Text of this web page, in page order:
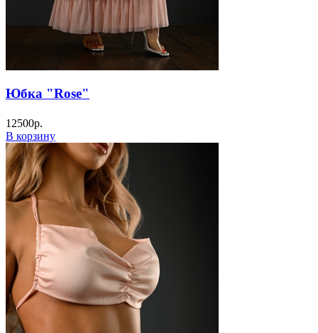
Юбка "Rose"
12500р.
В корзину